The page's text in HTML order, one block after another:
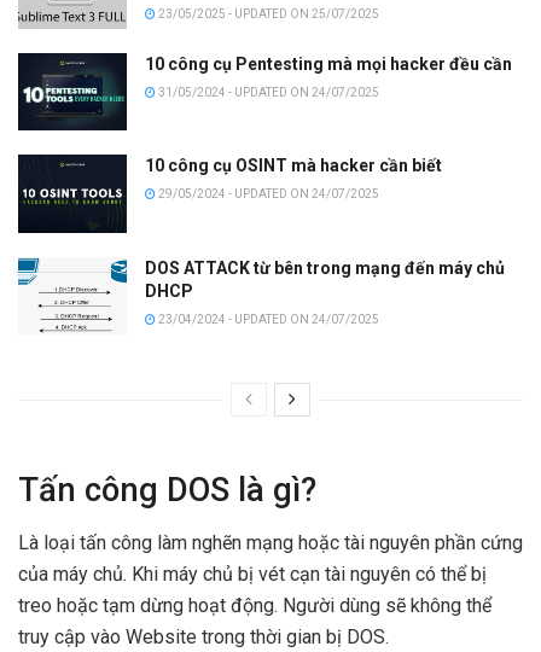
23/05/2025 - UPDATED ON 25/07/2025
10 công cụ Pentesting mà mọi hacker đều cần
31/05/2024 - UPDATED ON 24/07/2025
10 công cụ OSINT mà hacker cần biết
29/05/2024 - UPDATED ON 24/07/2025
DOS ATTACK từ bên trong mạng đến máy chủ
DHCP
23/04/2024 - UPDATED ON 24/07/2025
Tấn công DOS là gì?
Là loại tấn công làm nghẽn mạng hoặc tài nguyên phần cứng
của máy chủ. Khi máy chủ bị vét cạn tài nguyên có thể bị
treo hoặc tạm dừng hoạt động. Người dùng sẽ không thể
truy cập vào Website trong thời gian bị DOS.